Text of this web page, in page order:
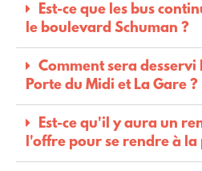
Est-ce que les bus
le boulevard Schuman ?
Comment sera
Porte du Midi et La Gare ?
Est-ce qu'il y aura un
l'offre pour se rendre à la